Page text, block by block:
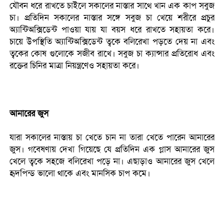
যৌবন ধরে রাখতে চাইলে সকালের নাস্তার সাথে খান এক কাপ সবুজ
চা। প্রতিদিন সকালের নাস্তার সঙ্গে সবুজ চা খেয়ে শরীরে প্রচুর
অ্যান্টিঅক্সিডেন্ট পাওয়া যায় যা বয়স ধরে রাখতে সহায়তা করে।
চায়ে উপস্থিতি অ্যান্টিঅক্সিডেন্ট ত্বকে বলিরেখা পড়তে দেয় না এবং
ত্বকের কোষ গুলোকে সজীব রাখে। সবুজ চা ক্যান্সার প্রতিরোধ এবং
রক্তের চিনির মাত্রা নিয়ন্ত্রণেও সহায়তা করে।
আনারের জুস
যারা সকালের নাস্তায় চা খেতে চান না তারা খেতে পারেন আনারের
জুস। গবেষণায় দেখা গিয়েছে যে প্রতিদিন এক গ্লাস আনারের জুস
খেলে ত্বকে সহজে বলিরেখা পড়ে না। এছাড়াও আনারের জুস খেলে
হৃদপিন্ড ভালো থাকে এবং মানসিক চাপ কমে।